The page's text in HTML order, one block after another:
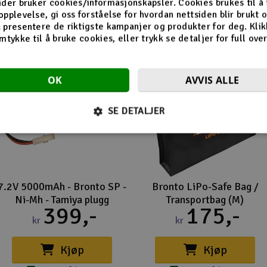
5000mAh - Bronto SP -
Ni-Mh - Tamiya plugg
kr 399,-
Kjøp
Bronto LiPo-Safe Bag /
Transportbag (M)
kr 175,-
Kjøp
bruker cookies/informasjonskapsler. Cookies brukes til å
gi oss forståelse for hvordan nettsiden blir brukt
presentere de riktigste kampanjer og produkter for deg.
til å bruke cookies, eller trykk se detaljer for full
OK AVVIS ALLE
SE DETALJER